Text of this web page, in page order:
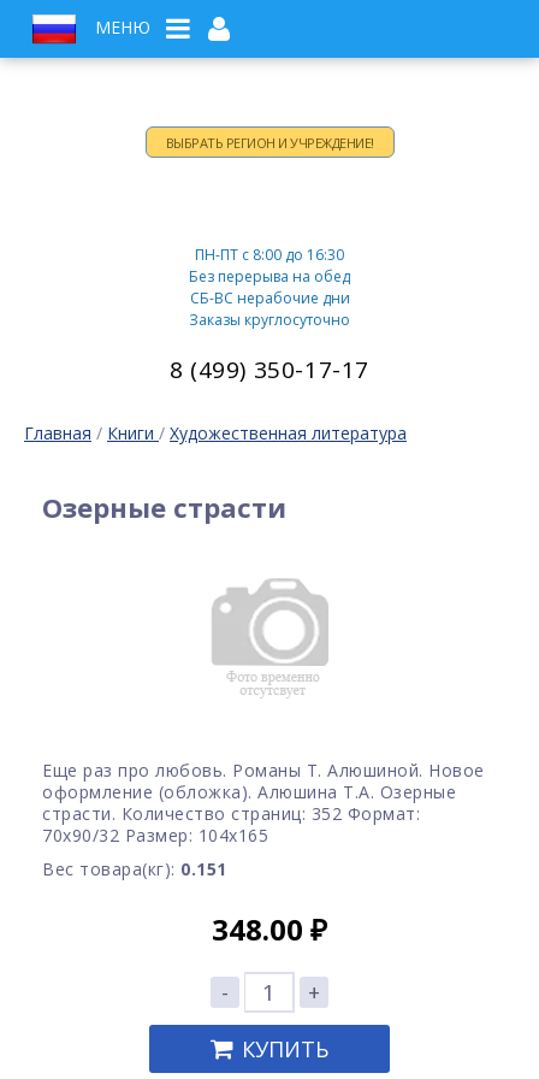
МЕНЮ
ВЫБРАТЬ РЕГИОН И УЧРЕЖДЕНИЕ!
ПН-ПТ c 8:00 до 16:30
Без перерыва на обед
СБ-ВС нерабочие дни
Заказы круглосуточно
8 (499) 350-17-17
Главная / Книги / Художественная литература
Озерные страсти
Еще раз про любовь. Романы Т. Алюшиной. Новое
оформление (обложка). Алюшина Т.А. Озерные
страсти. Количество страниц: 352 Формат:
70x90/32 Размер: 104х165
Вес товара(кг): 0.151
348.00 ₽
-
+
КУПИТЬ